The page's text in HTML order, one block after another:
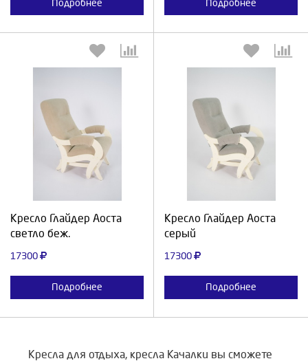
Подробнее Подробнее
Кресло Глайдер Аоста
светло беж.
17300
Подробнее
Выберите количество:
Продолжить Отмена
Кресло Глайдер Аоста
серый
17300
Подробнее
Выберите количество:
Продолжить Отмена
Кресла для отдыха, кресла Качалки вы сможете